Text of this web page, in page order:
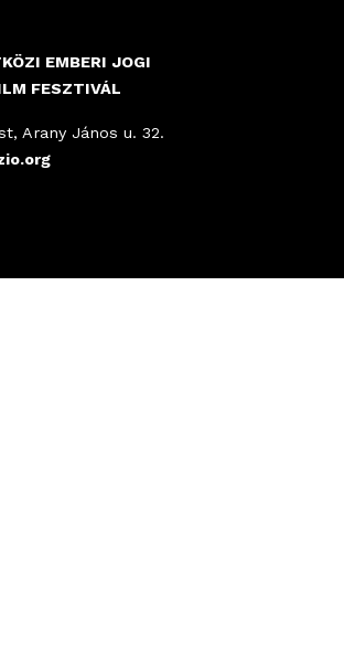
EMBERI JOGI
FESZTIVÁL
Arany János u. 32.